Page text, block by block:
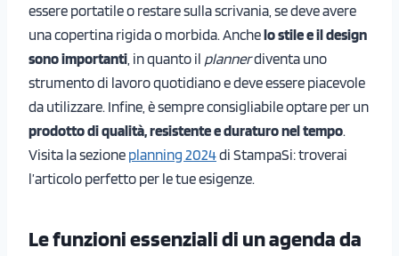
essere portatile o restare sulla scrivania, se deve avere
una copertina rigida o morbida. Anchelo stile e il design
sono importanti , in quanto il plannerdiventa uno
strumento di lavoro quotidiano e deve essere piacevole
da utilizzare. Infine, è sempre consigliabile optare per un
prodotto di qualità, resistente e duraturo nel tempo.
Visita la sezione planning 2024di StampaSi: troverai
l’articolo perfetto per le tue esigenze.
Le funzioni essenziali di un agenda da